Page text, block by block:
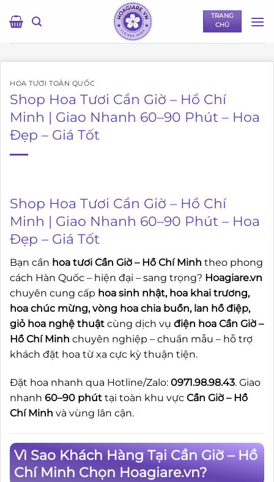
qua
TRANG
CHỦ
HOA TƯƠI TOÀN QUỐC
Shop Hoa Tươi Cần Giờ – Hồ Chí
Minh | Giao Nhanh 60–90 Phút – Hoa
Đẹp – Giá Tốt
Shop Hoa Tươi Cần Giờ – Hồ Chí
Minh | Giao Nhanh 60–90 Phút – Hoa
Đẹp – Giá Tốt
Bạn cần hoa tươi Cần Giờ – Hồ Chí Minh theo phong
cách Hàn Quốc – hiện đại – sang trọng? Hoagiare.vn
chuyên cung cấp hoa sinh nhật, hoa khai trương,
hoa chúc mừng, vòng hoa chia buồn, lan hồ điệp,
giỏ hoa nghệ thuật cùng dịch vụ điện hoa Cần Giờ –
Hồ Chí Minh chuyên nghiệp – chuẩn mẫu – hỗ trợ
khách đặt hoa từ xa cực kỳ thuận tiện.
Đặt hoa nhanh qua Hotline/Zalo: 0971.98.98.43. Giao
nhanh 60–90 phút tại toàn khu vực Cần Giờ – Hồ
Chí Minh và vùng lân cận.
Vì Sao Khách Hàng Tại Cần Giờ – Hồ
Chí Minh Chọn Hoagiare.vn?